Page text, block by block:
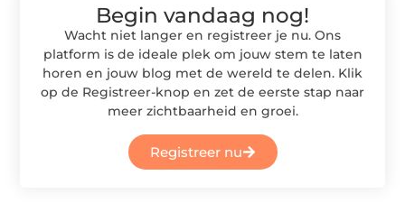
Begin vandaag nog!
Wacht niet langer en registreer je nu. Ons
platform is de ideale plek om jouw stem te laten
horen en jouw blog met de wereld te delen. Klik
op de Registreer-knop en zet de eerste stap naar
meer zichtbaarheid en groei.
Registreer nu